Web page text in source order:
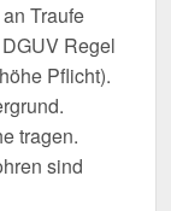
Traufe
Regel
Pflicht).
tragen.
sind